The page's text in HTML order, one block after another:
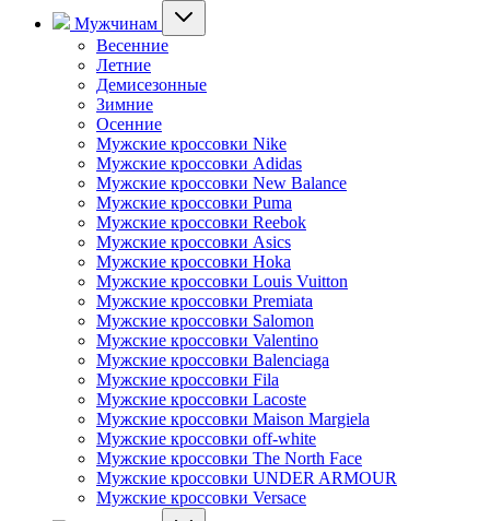
Мужчинам
Весенние
Летние
Демисезонные
Зимние
Осенние
Мужские кроссовки Nike
Мужские кроссовки Adidas
Мужские кроссовки New Balance
Мужские кроссовки Puma
Мужские кроссовки Reebok
Мужские кроссовки Asics
Мужские кроссовки Hoka
Мужские кроссовки Louis Vuitton
Мужские кроссовки Premiata
Мужские кроссовки Salomon
Мужские кроссовки Valentino
Мужские кроссовки Balenciaga
Мужские кроссовки Fila
Мужские кроссовки Lacoste
Мужские кроссовки Maison Margiela
Мужские кроссовки off-white
Мужские кроссовки The North Face
Мужские кроссовки UNDER ARMOUR
Мужские кроссовки Versace